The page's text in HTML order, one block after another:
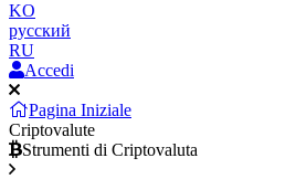
KO
русский
RU
Accedi
Pagina Iniziale
Criptovalute
Strumenti di Criptovaluta